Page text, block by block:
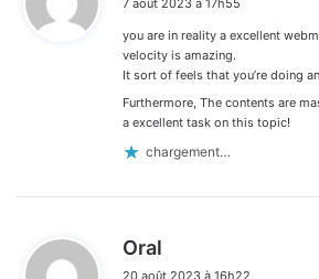
t
:
7 août 2023 à 17h55
you are in reality a excellent
velocity is amazing.
It sort of feels that you’re doing
Furthermore, The contents are
a excellent task on this topic!
chargement…
Oral
20 août 2023 à 16h22